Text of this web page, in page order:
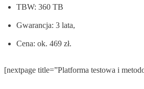
TBW: 360 TB
Gwarancja: 3 lata,
Cena: ok. 469 zł.
[nextpage title=”Platforma testowa i